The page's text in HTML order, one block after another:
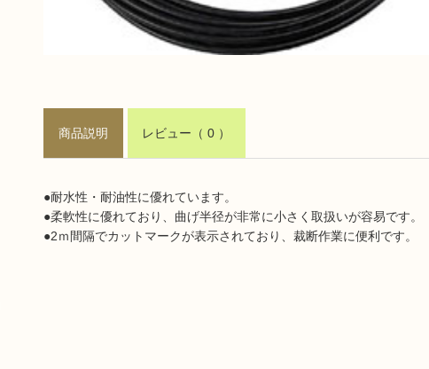
商品説明 レビュー （ 0 ）
●耐水性・耐油性に優れています。
●柔軟性に優れており、曲げ半径が非常に小さく取扱いが容易です。
●2ｍ間隔でカットマークが表示されており、裁断作業に便利です。